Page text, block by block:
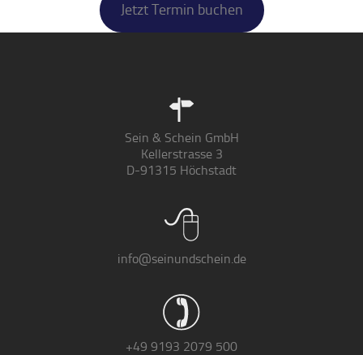
Jetzt Termin buchen
Sein & Schein GmbH
Kellerstrasse 3
D-91315 Höchstadt
info@seinundschein.de
+49 9193 2079 500